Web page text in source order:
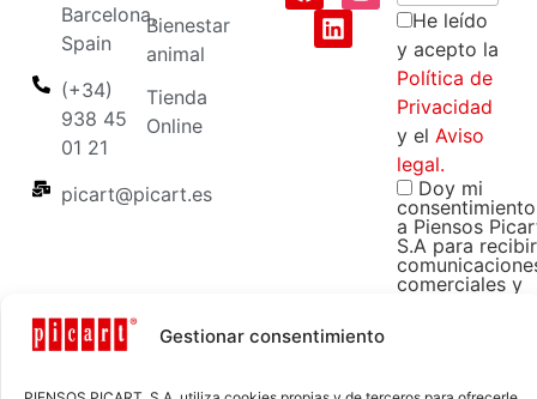
Gestionar consentimiento
Barcelona,
Spain
(+34)
938 45
01 21
picart@picart.es
Bienestar
animal
Tienda
Online
He leído
y acepto la
Política de
Privacidad
y el Aviso
legal.
Doy mi
consentimiento
a Piensos
S.A para recibir
comerciales y